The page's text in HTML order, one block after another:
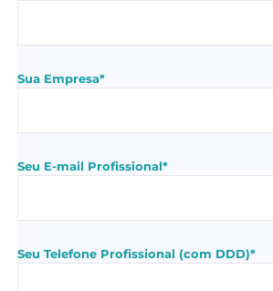
Sua Empresa*
Seu E-mail Profissional*
Seu Telefone Profissional (com DDD)*